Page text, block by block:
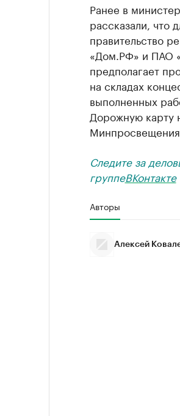
Ранее в
рассказали, что
правительство
«Дом.РФ» и ПАО
предполагает
на складах
выполненных
Дорожную карту
Минпросвещения
Следите за
группеВКонтакте
Авторы
Алексей